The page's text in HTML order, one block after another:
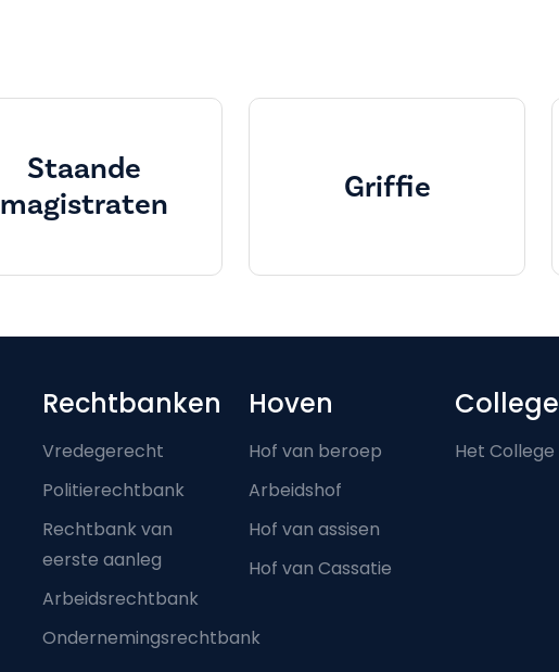
Staande
magistraten
Griffie
Footer-menu
Rechtbanken
Vredegerecht
Politierechtbank
Rechtbank van
eerste aanleg
Arbeidsrechtbank
Ondernemingsrechtbank
Hoven
Hof van beroep
Arbeidshof
Hof van assisen
Hof van Cassatie
College
Het College